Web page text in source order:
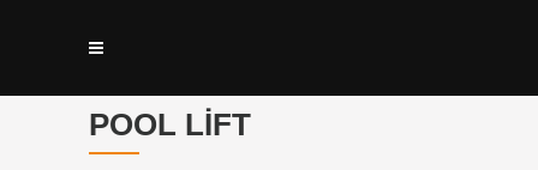
POOL LIFT